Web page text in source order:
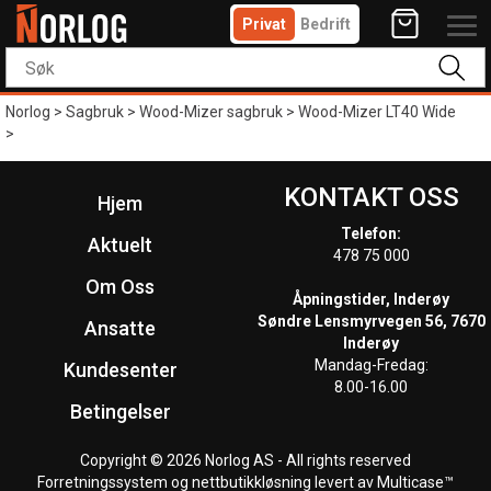
Privat Bedrift
Norlog>Sagbruk>Wood-Mizer sagbruk>Wood-Mizer LT40 Wide
>
Hjem
Aktuelt
Om Oss
Ansatte
Kundesenter
Betingelser
KONTAKT OSS
Telefon:
478 75 000
Åpningstider, Inderøy
Søndre Lensmyrvegen 56, 7670
Inderøy
Mandag-Fredag:
8.00-16.00
Copyright © 2026 Norlog AS - All rights reserved
Forretningssystem og nettbutikkløsning levert av Multicase™